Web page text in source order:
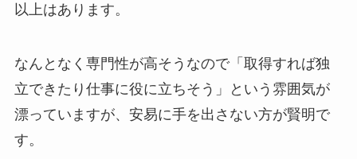
以上はあります。
なんとなく専門性が高そうなので「取得すれば独
立できたり仕事に役に立ちそう」という雰囲気が
漂っていますが、安易に手を出さない方が賢明で
す。